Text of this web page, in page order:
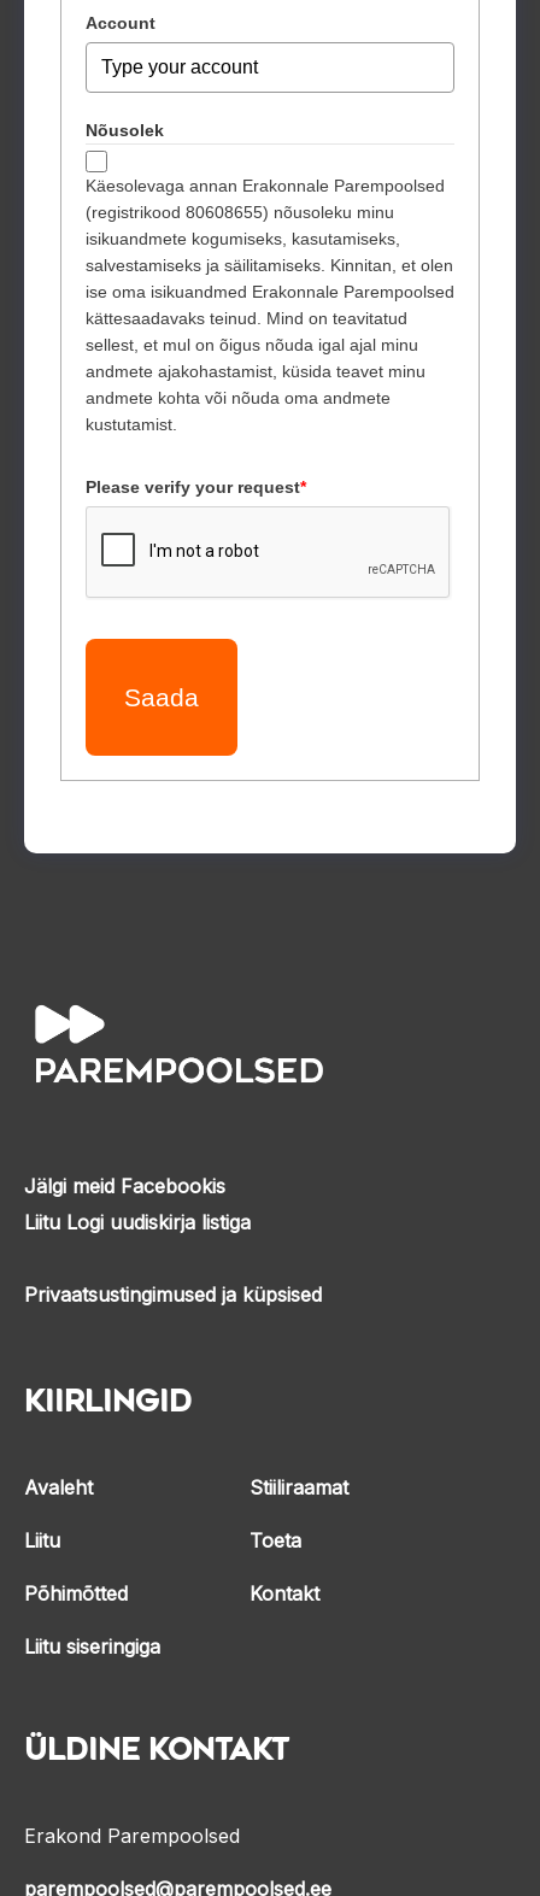
Account
Nõusolek
Käesolevaga annan Erakonnale Parempoolsed
(registrikood 80608655) nõusoleku minu
isikuandmete kogumiseks, kasutamiseks,
salvestamiseks ja säilitamiseks. Kinnitan, et olen
ise oma isikuandmed Erakonnale Parempoolsed
kättesaadavaks teinud. Mind on teavitatud
sellest, et mul on õigus nõuda igal ajal minu
andmete ajakohastamist, küsida teavet minu
andmete kohta või nõuda oma andmete
kustutamist.
Please verify your request*
Saada
Jälgi meid Facebookis
Liitu Logi uudiskirja listiga
Privaatsustingimused ja küpsised
Kiirlingid
Avaleht
Liitu
Põhimõtted
Liitu siseringiga
Stiiliraamat
Toeta
Kontakt
Üldine kontakt
Erakond Parempoolsed
parempoolsed@parempoolsed.ee